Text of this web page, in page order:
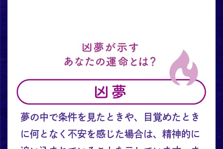
夢の中で条件を見たときや、目覚めたとき
に何となく不安を感じた場合は、精神的に